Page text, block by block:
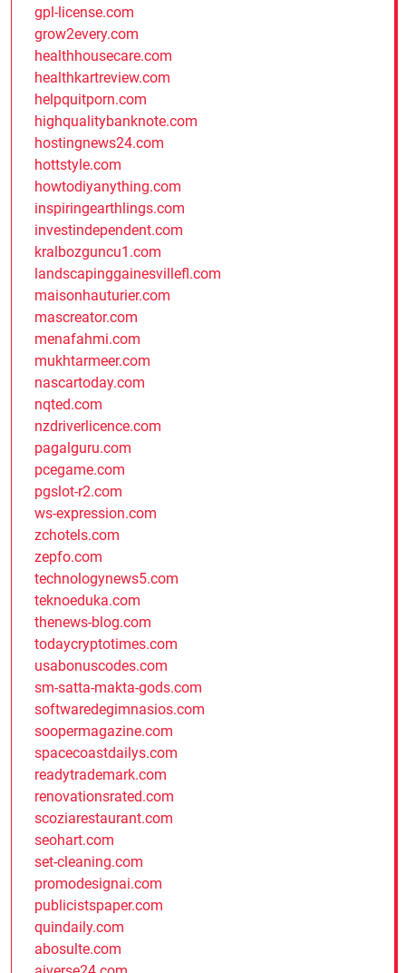
gpl-license.com
grow2every.com
healthhousecare.com
healthkartreview.com
helpquitporn.com
highqualitybanknote.com
hostingnews24.com
hottstyle.com
howtodiyanything.com
inspiringearthlings.com
investindependent.com
kralbozguncu1.com
landscapinggainesvillefl.com
maisonhauturier.com
mascreator.com
menafahmi.com
mukhtarmeer.com
nascartoday.com
nqted.com
nzdriverlicence.com
pagalguru.com
pcegame.com
pgslot-r2.com
ws-expression.com
zchotels.com
zepfo.com
technologynews5.com
teknoeduka.com
thenews-blog.com
todaycryptotimes.com
usabonuscodes.com
sm-satta-makta-gods.com
softwaredegimnasios.com
soopermagazine.com
spacecoastdailys.com
readytrademark.com
renovationsrated.com
scoziarestaurant.com
seohart.com
set-cleaning.com
promodesignai.com
publicistspaper.com
quindaily.com
abosulte.com